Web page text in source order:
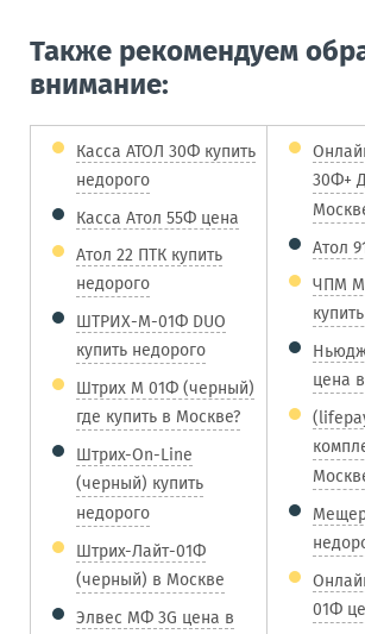
Также рекомендуем
внимание:
Касса АТОЛ 30Ф купить
недорого
Касса Атол 55Ф цена
Атол 22 ПТК купить
недорого
ШТРИХ-М-01Ф DUO
купить недорого
Штрих М 01Ф (черный)
где купить в Москве?
Штрих-On-Line
(черный) купить
недорого
Штрих-Лайт-01Ф
(черный) в Москве
Элвес МФ 3G цена в
30Ф+
Атол
ЧПМ
цена
01Ф